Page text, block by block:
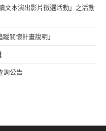
文本演出影片徵選活動」之活動
關懷計畫說明」
詢公告